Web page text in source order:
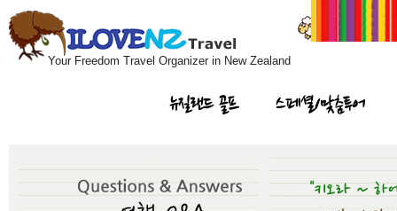
Your Freedom Travel Organizer in New Zealand
뉴질랜드 골프 스페셜/맞춤투어